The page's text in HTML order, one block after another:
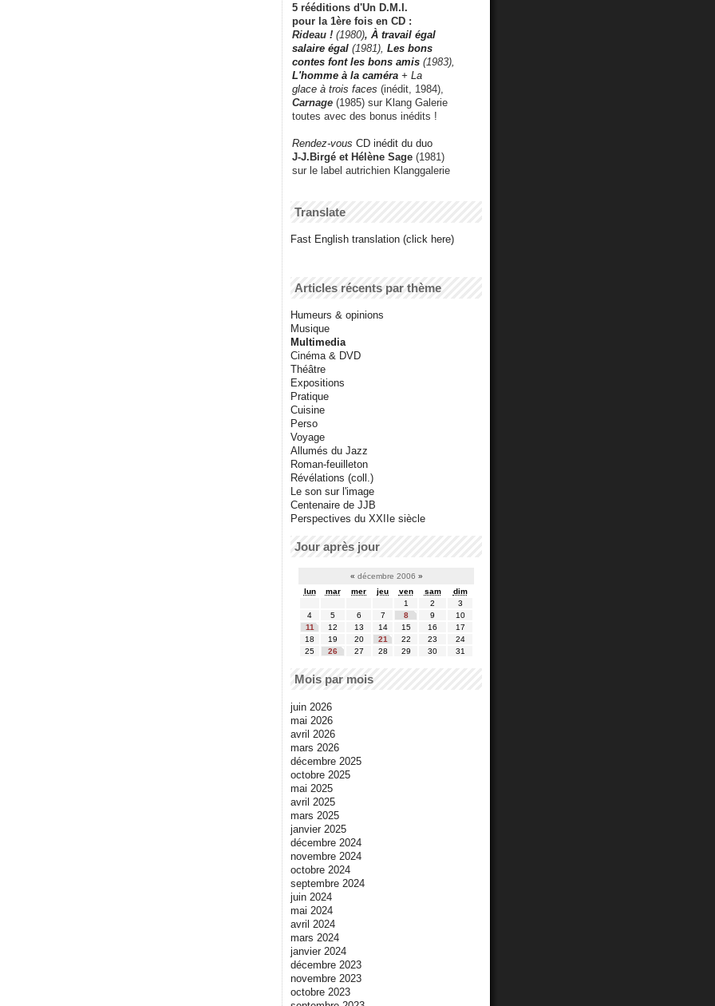
5 rééditions d'Un D.M.I.
pour la 1ère fois en CD :
Rideau ! (1980), À travail égal
salaire égal (1981), Les bons
contes font les bons amis (1983),
L'homme à la caméra + La
glace à trois faces (inédit, 1984),
Carnage (1985) sur Klang Galerie
toutes avec des bonus inédits !
Rendez-vous CD inédit du duo
J-J.Birgé et Hélène Sage (1981)
sur le label autrichien Klanggalerie
Translate
Fast English translation (click here)
Articles récents par thème
Humeurs & opinions
Musique
Multimedia
Cinéma & DVD
Théâtre
Expositions
Pratique
Cuisine
Perso
Voyage
Allumés du Jazz
Roman-feuilleton
Révélations (coll.)
Le son sur l'image
Centenaire de JJB
Perspectives du XXIIe siècle
Jour après jour
« décembre 2006 »
lun
mar mer jeu ven sam
dim
1
2
3
4
5 6 7 8 9
10
11
12 13 14 15 16
17
18
19 20 21 22 23
24
25
26 27 28 29 30 31
Mois par mois
juin 2026
mai 2026
avril 2026
mars 2026
décembre 2025
octobre 2025
mai 2025
avril 2025
mars 2025
janvier 2025
décembre 2024
novembre 2024
octobre 2024
septembre 2024
juin 2024
mai 2024
avril 2024
mars 2024
janvier 2024
décembre 2023
novembre 2023
octobre 2023